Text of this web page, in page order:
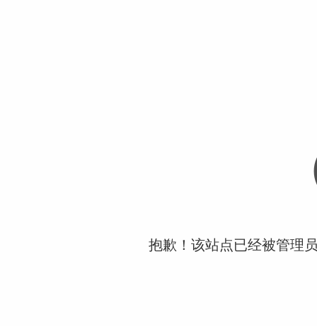
抱歉！该站点已经被管理